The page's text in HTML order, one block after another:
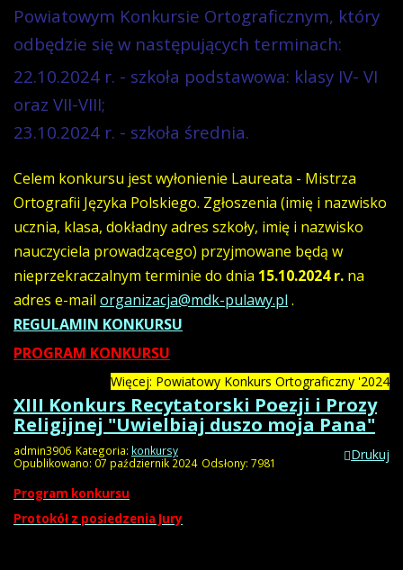
Powiatowym Konkursie Ortograficznym, który
odbędzie się w następujących terminach:
22.10.2024 r. - szkoła podstawowa: klasy IV- VI
oraz VII-VIII;
23.10.2024 r. - szkoła średnia.
Celem konkursu jest wyłonienie Laureata - Mistrza
Ortografii Języka Polskiego. Zgłoszenia (imię i nazwisko
ucznia, klasa, dokładny adres szkoły, imię i nazwisko
nauczyciela prowadzącego) przyjmowane będą w
nieprzekraczalnym terminie do dnia 15.10.2024 r. na
adres e-mail organizacja@mdk-pulawy.pl .
REGULAMIN KONKURSU
PROGRAM KONKURSU
Więcej: Powiatowy Konkurs Ortograficzny '2024
XIII Konkurs Recytatorski Poezji i Prozy
Religijnej "Uwielbiaj duszo moja Pana"
Drukuj
admin3906 Kategoria: konkursy
Opublikowano: 07 październik 2024 Odsłony: 7981
Program konkursu
Protokół z posiedzenia Jury